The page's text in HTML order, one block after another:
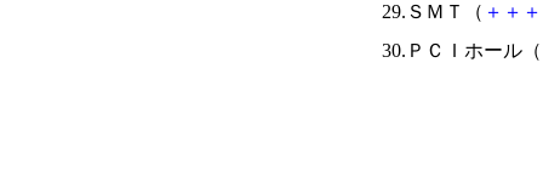
29.ＳＭＴ（ ＋ ＋ ＋
30.ＰＣＩホール（